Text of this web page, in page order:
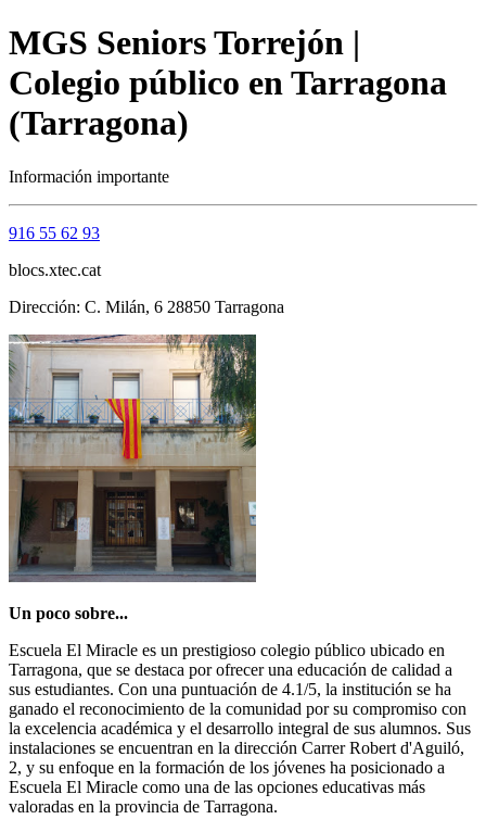
MGS Seniors Torrejón |
Colegio público en Tarragona
(Tarragona)
Información importante
916 55 62 93
blocs.xtec.cat
Dirección: C. Milán, 6 28850 Tarragona
Un poco sobre...
Escuela El Miracle es un prestigioso colegio público ubicado en
Tarragona, que se destaca por ofrecer una educación de calidad a
sus estudiantes. Con una puntuación de 4.1/5, la institución se ha
ganado el reconocimiento de la comunidad por su compromiso con
la excelencia académica y el desarrollo integral de sus alumnos. Sus
instalaciones se encuentran en la dirección Carrer Robert d'Aguiló,
2, y su enfoque en la formación de los jóvenes ha posicionado a
Escuela El Miracle como una de las opciones educativas más
valoradas en la provincia de Tarragona.